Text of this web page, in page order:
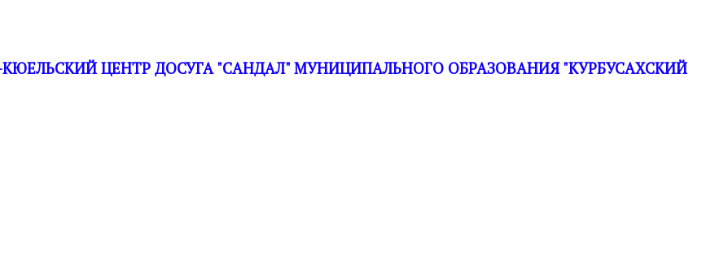
ЦЕНТР ДОСУГА "САНДАЛ" МУНИЦИПАЛЬНОГО ОБРАЗОВАНИЯ "КУРБУСАХСКИЙ